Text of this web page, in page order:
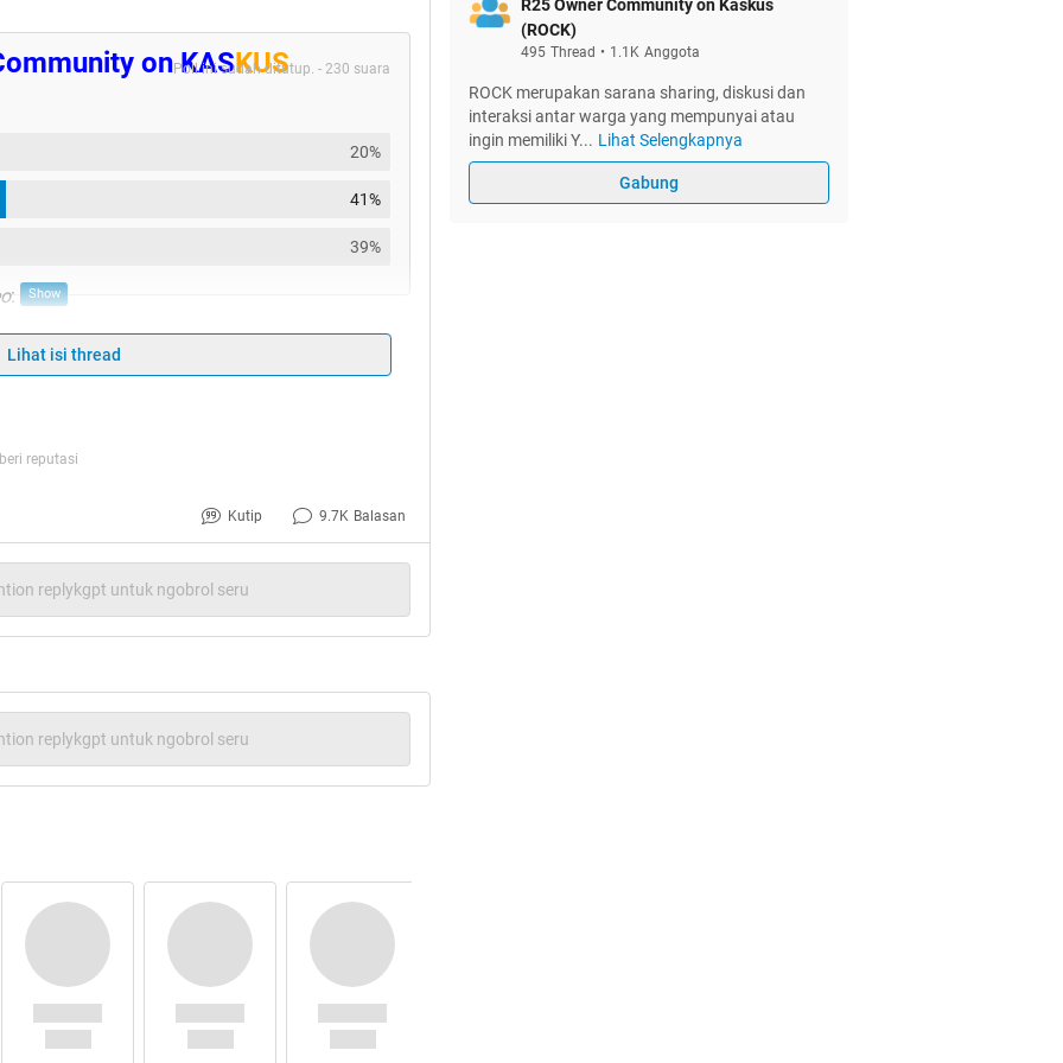
onKASKUS
:
Yamaha R25 di Kaskus, kemudian berubah
Poll ini sudah ditutup. - 230 suara
20%
41%
39%
Lihat isi thread
reputasi
Kutip 9.7K Balasan
replykgpt untuk ngobrol seru
replykgpt untuk ngobrol seru
R25 Owner Community on Kaskus
(ROCK)
495 Thread • 1.1K Anggota
ROCK merupakan sarana sharing, diskusi dan
interaksi antar warga yang mempunyai atau
ingin memiliki Y... Lihat Selengkapnya
Gabung